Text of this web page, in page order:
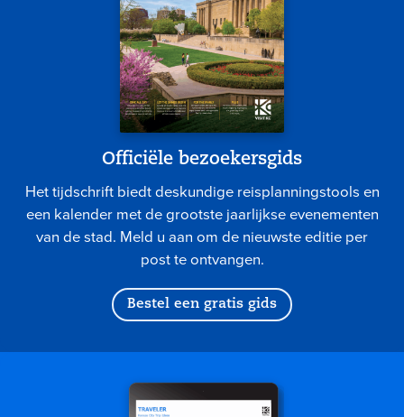
Officiële bezoekersgids
Het tijdschrift biedt deskundige reisplanningstools en
een kalender met de grootste jaarlijkse evenementen
van de stad. Meld u aan om de nieuwste editie per
post te ontvangen.
Bestel een gratis gids